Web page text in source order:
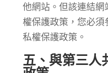
他網站。但該連結
權保護政策，您必
私權保護政策。
五、與第三人